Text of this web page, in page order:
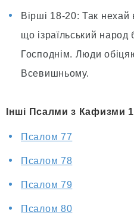
Вірші 18-20: Так нехай
що ізраїльський народ
Господнім. Люди
Всевишньому.
Інші Псалми з Кафизми
Псалом 77
Псалом 78
Псалом 79
Псалом 80